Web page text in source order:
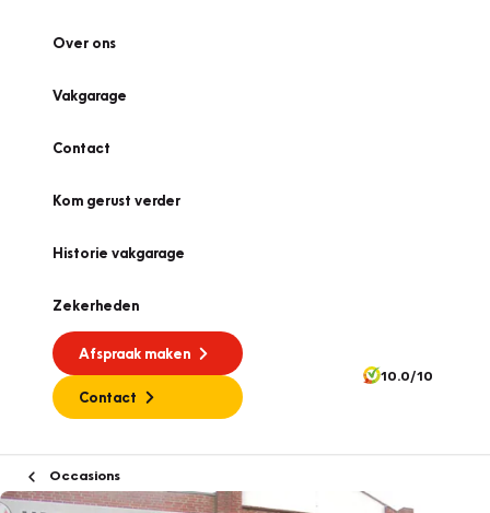
Over ons
Vakgarage
Contact
Kom gerust verder
Historie vakgarage
Zekerheden
Afspraak maken
Contact
10.0/10
Occasions